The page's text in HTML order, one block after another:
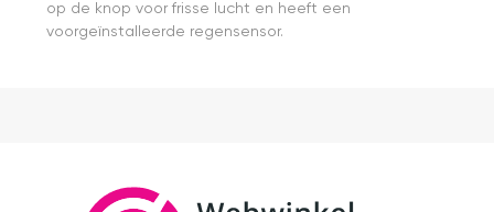
dan "eigen
heel
op de knop voor frisse lucht en heeft een
voorgeïnstalleerde regensensor.